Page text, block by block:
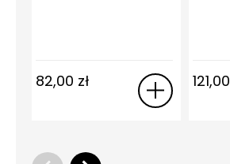
82,00 zł 121,00